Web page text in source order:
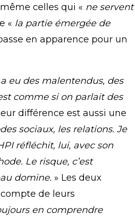
celles qui « ne servent
« la partie émergéede
en apparence pour un
a eu des malentendus, des
comme si on parlait des
différence est aussi une
sociaux, les relations. Je
réfléchit, lui, avec son
. Le risque, c’est
domine. » Les deux
de leurs
en comprendre